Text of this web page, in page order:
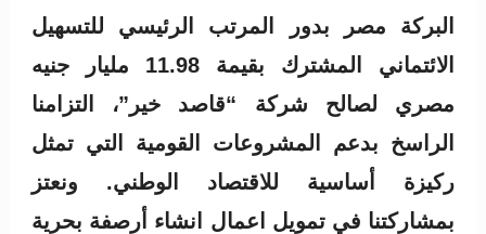
البركة مصر بدور المرتب الرئيسي للتسهيل
الائتماني المشترك بقيمة 11.98 مليار جنيه
مصري لصالح شركة “قاصد خير”، التزامنا
الراسخ بدعم المشروعات القومية التي تمثل
ركيزة أساسية للاقتصاد الوطني. ونعتز
بمشاركتنا في تمويل اعمال انشاء أرصفة بحرية